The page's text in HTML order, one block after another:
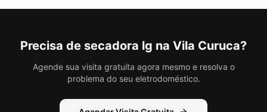
Precisa de secadora lg na Vila Curuca?
Agende sua visita gratuita agora mesmo e resolva o
problema do seu eletrodoméstico.